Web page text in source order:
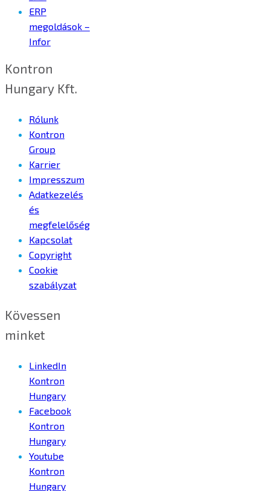
ERP
megoldások –
Infor
Kontron
Hungary Kft.
Rólunk
Kontron
Group
Karrier
Impresszum
Adatkezelés
és
megfelelőség
Kapcsolat
Copyright
Cookie
szabályzat
Kövessen
minket
LinkedIn
Kontron
Hungary
Facebook
Kontron
Hungary
Youtube
Kontron
Hungary